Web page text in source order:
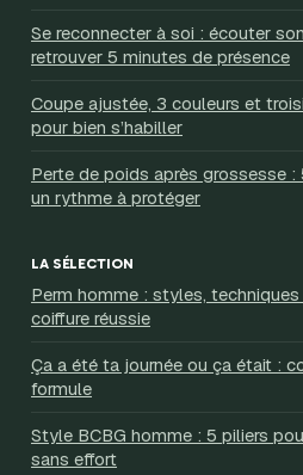
Se reconnecter à soi : écouter
retrouver 5 minutes de présence
Coupe ajustée, 3 couleurs et
pour bien s’habiller
Perte de poids après grossesse :
un rythme à protéger
LA SÉLECTION
Perm homme : styles,
coiffure réussie
Ça a été ta journée ou ça était :
formule
Style BCBG homme : 5 piliers
sans effort